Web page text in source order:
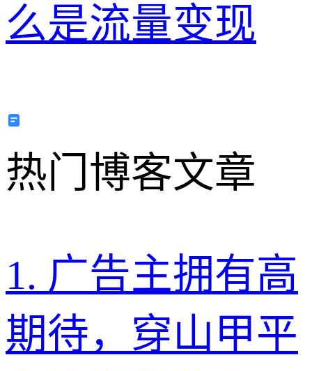
么是流量变现
热门博客文章
1. 广告主拥有高
期待，穿山甲平